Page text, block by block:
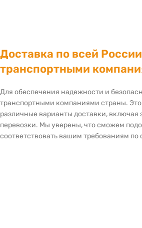
Доставка по всей
транспортными
Для обеспечения надежности и
транспортными компаниями страны.
различные варианты доставки, включая
перевозки. Мы уверены, что сможем
соответствовать вашим требованиям по